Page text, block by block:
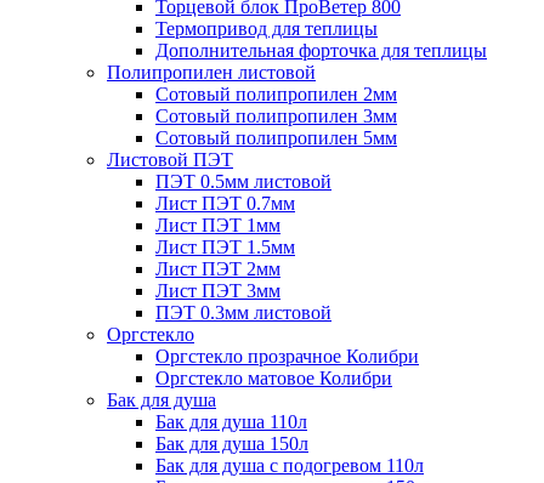
Торцевой блок ПроВетер 800
Термопривод для теплицы
Дополнительная форточка для теплицы
Полипропилен листовой
Сотовый полипропилен 2мм
Сотовый полипропилен 3мм
Сотовый полипропилен 5мм
Листовой ПЭТ
ПЭТ 0.5мм листовой
Лист ПЭТ 0.7мм
Лист ПЭТ 1мм
Лист ПЭТ 1.5мм
Лист ПЭТ 2мм
Лист ПЭТ 3мм
ПЭТ 0.3мм листовой
Оргстекло
Оргстекло прозрачное Колибри
Оргстекло матовое Колибри
Бак для душа
Бак для душа 110л
Бак для душа 150л
Бак для душа с подогревом 110л